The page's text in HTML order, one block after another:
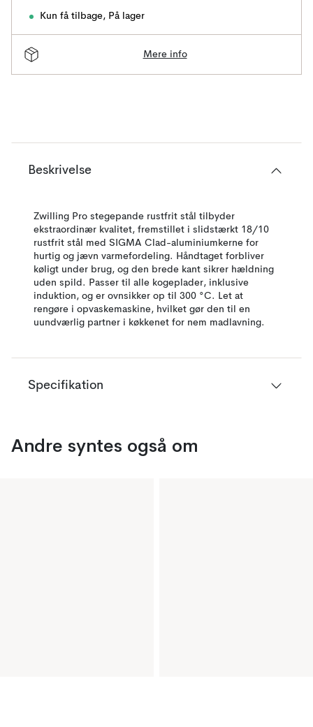
Kun få tilbage, På lager
Mere info
Beskrivelse
Zwilling Pro stegepande rustfrit stål tilbyder
ekstraordinær kvalitet, fremstillet i slidstærkt 18/10
rustfrit stål med SIGMA Clad-aluminiumkerne for
hurtig og jævn varmefordeling. Håndtaget forbliver
køligt under brug, og den brede kant sikrer hældning
uden spild. Passer til alle kogeplader, inklusive
induktion, og er ovnsikker op til 300 °C. Let at
rengøre i opvaskemaskine, hvilket gør den til en
uundværlig partner i køkkenet for nem madlavning.
Specifikation
Andre syntes også om